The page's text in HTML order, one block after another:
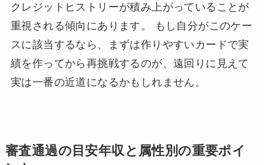
クレジットヒストリーが積み上がっていることが
重視される傾向にあります。 もし自分がこのケー
スに該当するなら、まずは作りやすいカードで実
績を作ってから再挑戦するのが、遠回りに見えて
実は一番の近道になるかもしれません。
審査通過の目安年収と属性別の重要ポイ